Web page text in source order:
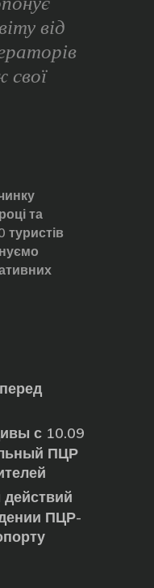
від
свої
та
с 10.09
ПЦР
ПЦР-